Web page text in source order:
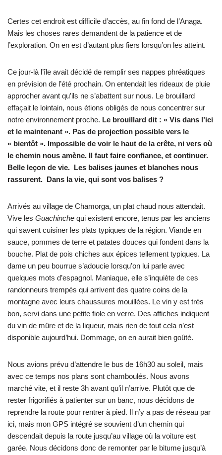
Certes cet endroit est difficile d’accès, au fin fond de l’Anaga.
Mais les choses rares demandent de la patience et de
l’exploration. On en est d’autant plus fiers lorsqu’on les atteint.
Ce jour-là l’île avait décidé de remplir ses nappes phréatiques
en prévision de l’été prochain. On entendait les rideaux de pluie
approcher avant qu’ils ne s’abattent sur nous. Le brouillard
effaçait le lointain, nous étions obligés de nous concentrer sur
notre environnement proche. Le brouillard dit : « Vis dans l’ici
et le maintenant ». Pas de projection possible vers le
« bientôt ». Impossible de voir le haut de la crête, ni vers où
le chemin nous amène. Il faut faire confiance, et continuer.
Belle leçon de vie. Les balises jaunes et blanches nous
rassurent. Dans la vie, qui sont vos balises ?
Arrivés au village de Chamorga, un plat chaud nous attendait.
Vive les Guachinche qui existent encore, tenus par les anciens
qui savent cuisiner les plats typiques de la région. Viande en
sauce, pommes de terre et patates douces qui fondent dans la
bouche. Plat de pois chiches aux épices tellement typiques. La
dame un peu bourrue s’adoucie lorsqu’on lui parle avec
quelques mots d’espagnol. Maniaque, elle s’inquiète de ces
randonneurs trempés qui arrivent des quatre coins de la
montagne avec leurs chaussures mouillées. Le vin y est très
bon, servi dans une petite fiole en verre. Des affiches indiquent
du vin de mûre et de la liqueur, mais rien de tout cela n’est
disponible aujourd’hui. Dommage, on en aurait bien goûté.
Nous avions prévu d’attendre le bus de 16h30 au soleil, mais
avec ce temps nos plans sont chamboulés. Nous avons
marché vite, et il reste 3h avant qu’il n’arrive. Plutôt que de
rester frigorifiés à patienter sur un banc, nous décidons de
reprendre la route pour rentrer à pied. Il n’y a pas de réseau par
ici, mais mon GPS intégré se souvient d’un chemin qui
descendait depuis la route jusqu’au village où la voiture est
garée. Nous décidons donc de remonter par le bitume jusqu’à